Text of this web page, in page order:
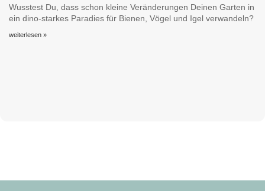
Wusstest Du, dass schon kleine Veränderungen Deinen Garten in
ein dino-starkes Paradies für Bienen, Vögel und Igel verwandeln?
weiterlesen »